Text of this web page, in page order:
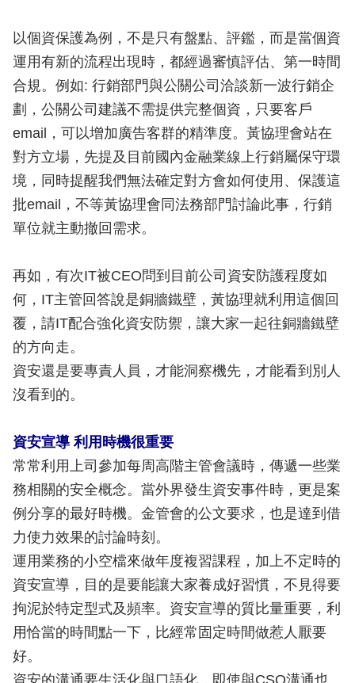
以個資保護為例，不是只有盤點、評鑑，而是當個資
運用有新的流程出現時，都經過審慎評估、第一時間
合規。例如: 行銷部門與公關公司洽談新一波行銷企
劃，公關公司建議不需提供完整個資，只要客戶
email，可以增加廣告客群的精準度。黃協理會站在
對方立場，先提及目前國內金融業線上行銷屬保守環
境，同時提醒我們無法確定對方會如何使用、保護這
批email，不等黃協理會同法務部門討論此事，行銷
單位就主動撤回需求。
再如，有次IT被CEO問到目前公司資安防護程度如
何，IT主管回答說是銅牆鐵壁，黃協理就利用這個回
覆，請IT配合強化資安防禦，讓大家一起往銅牆鐵壁
的方向走。
資安還是要專責人員，才能洞察機先，才能看到別人
沒看到的。
資安宣導 利用時機很重要
常常利用上司參加每周高階主管會議時，傳遞一些業
務相關的安全概念。當外界發生資安事件時，更是案
例分享的最好時機。金管會的公文要求，也是達到借
力使力效果的討論時刻。
運用業務的小空檔來做年度複習課程，加上不定時的
資安宣導，目的是要能讓大家養成好習慣，不見得要
拘泥於特定型式及頻率。資安宣導的質比量重要，利
用恰當的時間點一下，比經常固定時間做惹人厭要
好。